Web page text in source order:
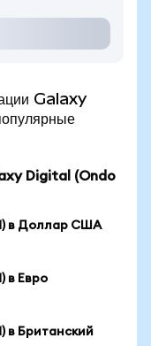
Galaxy
Digital (Ondo
в Доллар США
в Евро
в Британский